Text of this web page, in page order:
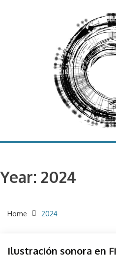
BATEA
Year: 2024
Home 2024
Evento
Ilustración sonora en